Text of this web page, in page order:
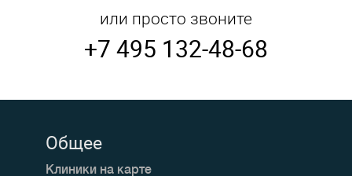
или просто звоните
+7 495 132-48-68
Общее
Клиники на карте